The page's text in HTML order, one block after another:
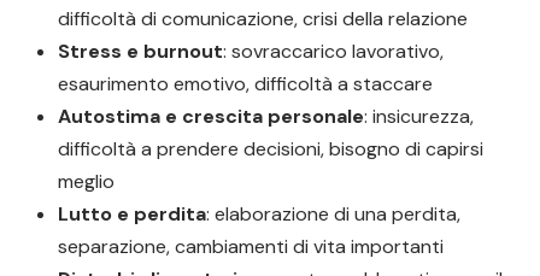
difficoltà di comunicazione, crisi della relazione
Stress e burnout: sovraccarico lavorativo,
esaurimento emotivo, difficoltà a staccare
Autostima e crescita personale: insicurezza,
difficoltà a prendere decisioni, bisogno di capirsi
meglio
Lutto e perdita: elaborazione di una perdita,
separazione, cambiamenti di vita importanti